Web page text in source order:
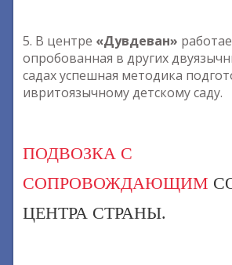
5. В центре «Дувдеван»
опробованная в других
садах успешная методика
ивритоязычному детскому саду.
ПОДВОЗКА С
СОПРОВОЖДАЮЩИМ
ЦЕНТРА СТРАНЫ.